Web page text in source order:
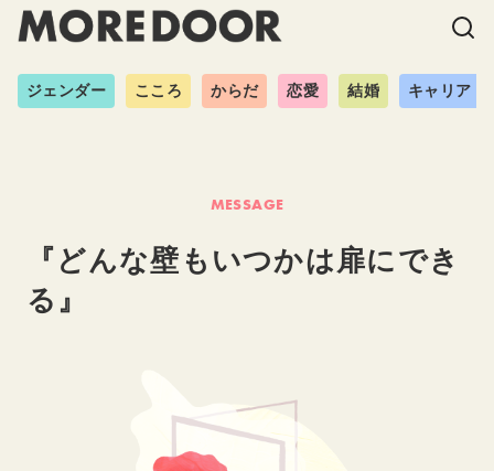
ジェンダー こころ からだ 恋愛 結婚 キャリア
MESSAGE
『どんな壁もいつかは扉にでき
る』